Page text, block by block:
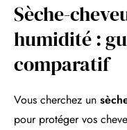
Sèche-
humidité :
comparatif
Vous cherchez un
pour protéger vos